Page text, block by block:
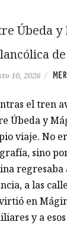
Úbeda
10, 2026 /
el tren
Úbeda y
viaje. No
sino
regresaba
a las
en
y a